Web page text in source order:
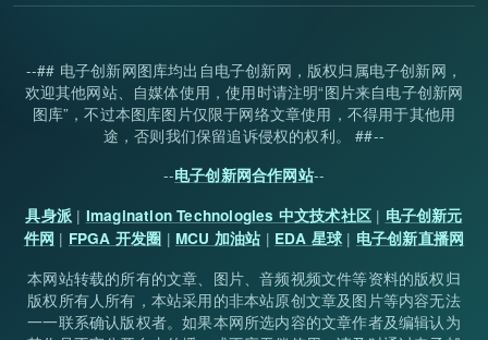
--## 电子创新网图库均出自电子创新网，版权归属电子创新网，
欢迎其他网站、自媒体使用，使用时请注明“图片来自电子创新网
图库”，不过本图库图片仅限于网络文章使用，不得用于其他用
途，否则我们保留追诉侵权的权利。 ##--
--电子创新网合作网站--
具身派 | Imagination Technologies 中文技术社区| 电子创新元
件网 | FPGA 开发圈 | MCU 加油站 | EDA 星球 | 电子创新直播网
本网站转载的所有的文章、图片、音频视频文件等资料的版权归
版权所有人所有，本站采用的非本站原创文章及图片等内容无法
一一联系确认版权者。如果本网所选内容的文章作者及编辑认为